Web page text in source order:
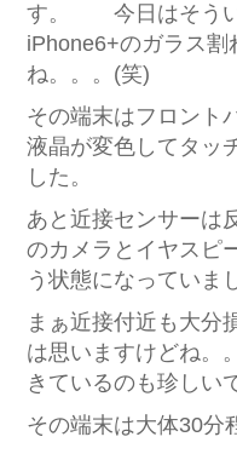
す。 今日はそうい
iPhone6+のガラス割
ね。。。(笑)
その端末はフロント
液晶が変色してタッ
した。
あと近接センサーは
のカメラとイヤスピ
う状態になっていま
まぁ近接付近も大分
は思いますけどね。
きているのも珍しい
その端末は大体30